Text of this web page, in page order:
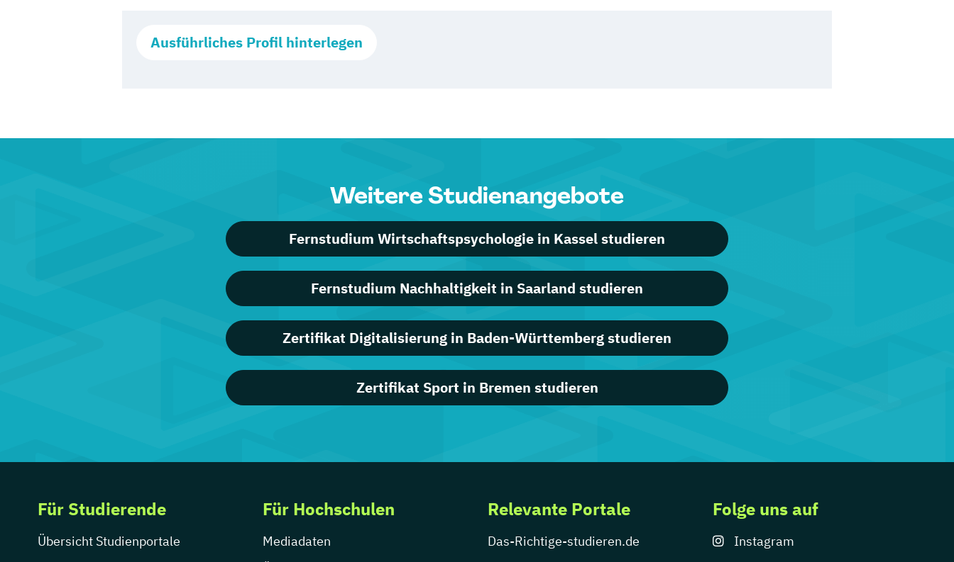
Ausführliches Profil hinterlegen
Weitere Studienangebote
Fernstudium Wirtschaftspsychologie in Kassel studieren
Fernstudium Nachhaltigkeit in Saarland studieren
Zertifikat Digitalisierung in Baden-Württemberg studieren
Zertifikat Sport in Bremen studieren
Für Studierende
Übersicht Studienportale
Für Hochschulen
Mediadaten
Relevante Portale
Das-Richtige-studieren.de
Folge uns auf
Instagram